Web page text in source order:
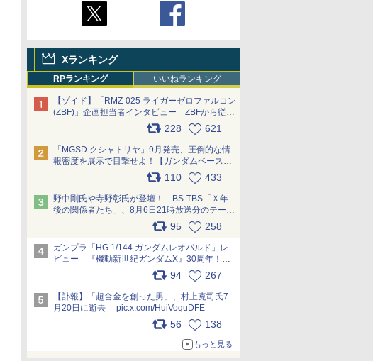
Xランキング
RPランキング いいねランキング
【ゾイド】「RMZ-025 ライガーゼロファルコン
(ZBF)」企画担当者インタビュー ZBFから従来
デザインまで再現可能なボリューム満点のキッ
ト pic.x.com/6zOqQAQKkX
228 621
「MGSD クシャトリヤ」9月発売、圧倒的な情
報密度を展示で目撃せよ！【ガンダムベース撮
り下ろし】 pic.x.com/3rPjsfk7qZ
110 433
野中剛氏や寺野彰氏が登壇！ BS-TBS「Ｘ年
後の関係者たち」、8月6日21時放送分のテーマ
は「超合金」！ pic.x.com/uWyt1uyuFm
95 258
ガンプラ「HG 1/144 ガンダムレオパルド」レ
ビュー 『機動新世紀ガンダムX』30周年！イ
ンナーアームガトリングの変形機構まで再現し
最新フォーマットでキット化！
pic.x.com/nszPIDTpbg
94 267
【訃報】「超合金を創った男」、村上克司氏7
月20日に逝去 pic.x.com/HuiVoquDFE
56 138
もっと見る